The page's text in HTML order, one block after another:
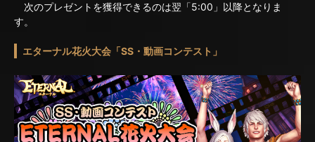
次のプレゼントを獲得できるのは翌「5:00」以降となりま
す。
エターナル花火大会「SS・動画コンテスト」